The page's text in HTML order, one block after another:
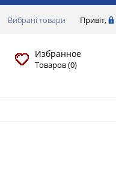
Привіт,
Вибрані товари
Избранное
Товаров (0)